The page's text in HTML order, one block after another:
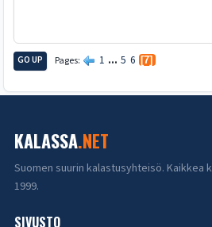
GO UP Pages 1 ... 5 6 7
KALASSA.NET
Suomen suurin kalastusyhteisö. Kaikkea
1999.
SIVUSTO